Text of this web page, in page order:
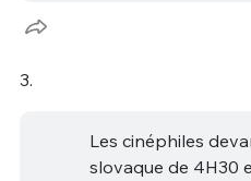
3.
Les cinéphiles
slovaque de 4H30